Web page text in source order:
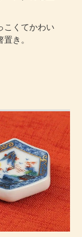
こくてかわい
き。